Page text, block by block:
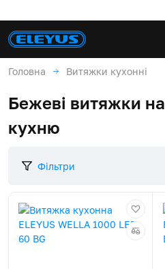
Головна Витяжки кухонні
Бежеві витяжки на
кухню
Фільтри